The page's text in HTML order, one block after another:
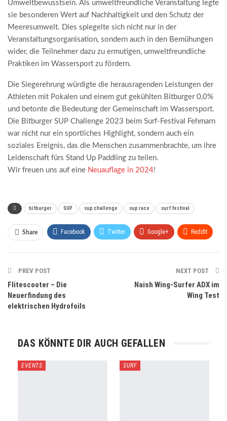
Umweltbewusstsein. Als umweltfreundliche Veranstaltung legte
sie besonderen Wert auf Nachhaltigkeit und den Schutz der
Meeresumwelt. Dies spiegelte sich nicht nur in der
Veranstaltungsorganisation, sondern auch in den Bemühungen
wider, die Teilnehmer dazu zu ermutigen, umweltfreundliche
Praktiken im Wassersport zu fördern.
Die Siegerehrung würdigte die herausragenden Leistungen der
Athleten mit Pokalen und einem gut gekühlten Bitburger 0,0%
und betonte die Bedeutung der Gemeinschaft im Wassersport.
Die Bitburger SUP Challenge 2023 beim Surf-Festival Fehmarn
war nicht nur ein sportliches Highlight, sondern auch ein
soziales Ereignis, das die Menschen zusammenbrachte, um ihre
Leidenschaft fürs Stand Up Paddling zu teilen.
Wir freuen uns auf eine Neuauflage in 2024!
bitburger SUP sup challenge sup race surf festival
Share Facebook Twitter Google+ ReddIt
PREV POST
Flitescooter – Die
Neuerfindung des
elektrischen Hydrofoils
NEXT POST
Naish Wing-Surfer ADX im
Wing Test
DAS KÖNNTE DIR AUCH GEFALLEN
EVENTS SURF